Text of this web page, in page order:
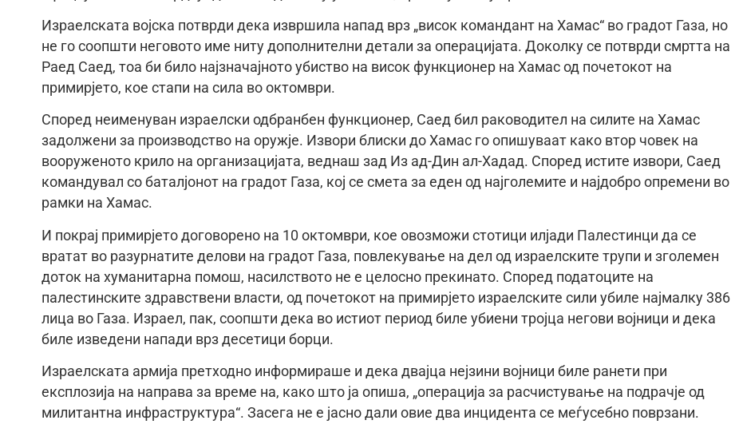
Израелската војска потврди дека извршила напад врз „висок командант на Хамас“ во градот Газа, но
не го соопшти неговото име ниту дополнителни детали за операцијата. Доколку се потврди смртта на
Раед Саед, тоа би било најзначајното убиство на висок функционер на Хамас од почетокот на
примирјето, кое стапи на сила во октомври.
Според неименуван израелски одбранбен функционер, Саед бил раководител на силите на Хамас
задолжени за производство на оружје. Извори блиски до Хамас го опишуваат како втор човек на
вооруженото крило на организацијата, веднаш зад Из ад-Дин ал-Хадад. Според истите извори, Саед
командувал со баталјонот на градот Газа, кој се смета за еден од најголемите и најдобро опремени во
рамки на Хамас.
И покрај примирјето договорено на 10 октомври, кое овозможи стотици илјади Палестинци да се
вратат во разурнатите делови на градот Газа, повлекување на дел од израелските трупи и зголемен
доток на хуманитарна помош, насилството не е целосно прекинато. Според податоците на
палестинските здравствени власти, од почетокот на примирјето израелските сили убиле најмалку 386
лица во Газа. Израел, пак, соопшти дека во истиот период биле убиени тројца негови војници и дека
биле изведени напади врз десетици борци.
Израелската армија претходно информираше и дека двајца нејзини војници биле ранети при
експлозија на направa за време на, како што ја опиша, „операција за расчистување на подрачје од
милитантна инфраструктура“. Засега не е јасно дали овие два инцидента се меѓусебно поврзани.